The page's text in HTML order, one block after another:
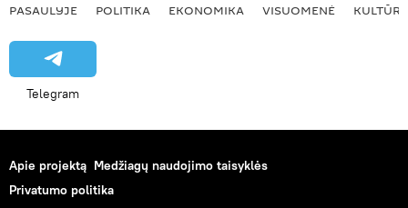
PASAULYJE POLITIKA EKONOMIKA VISUOMENĖ KULTŪRA
Telegram
Apie projektą Medžiagų naudojimo taisyklės
Privatumo politika